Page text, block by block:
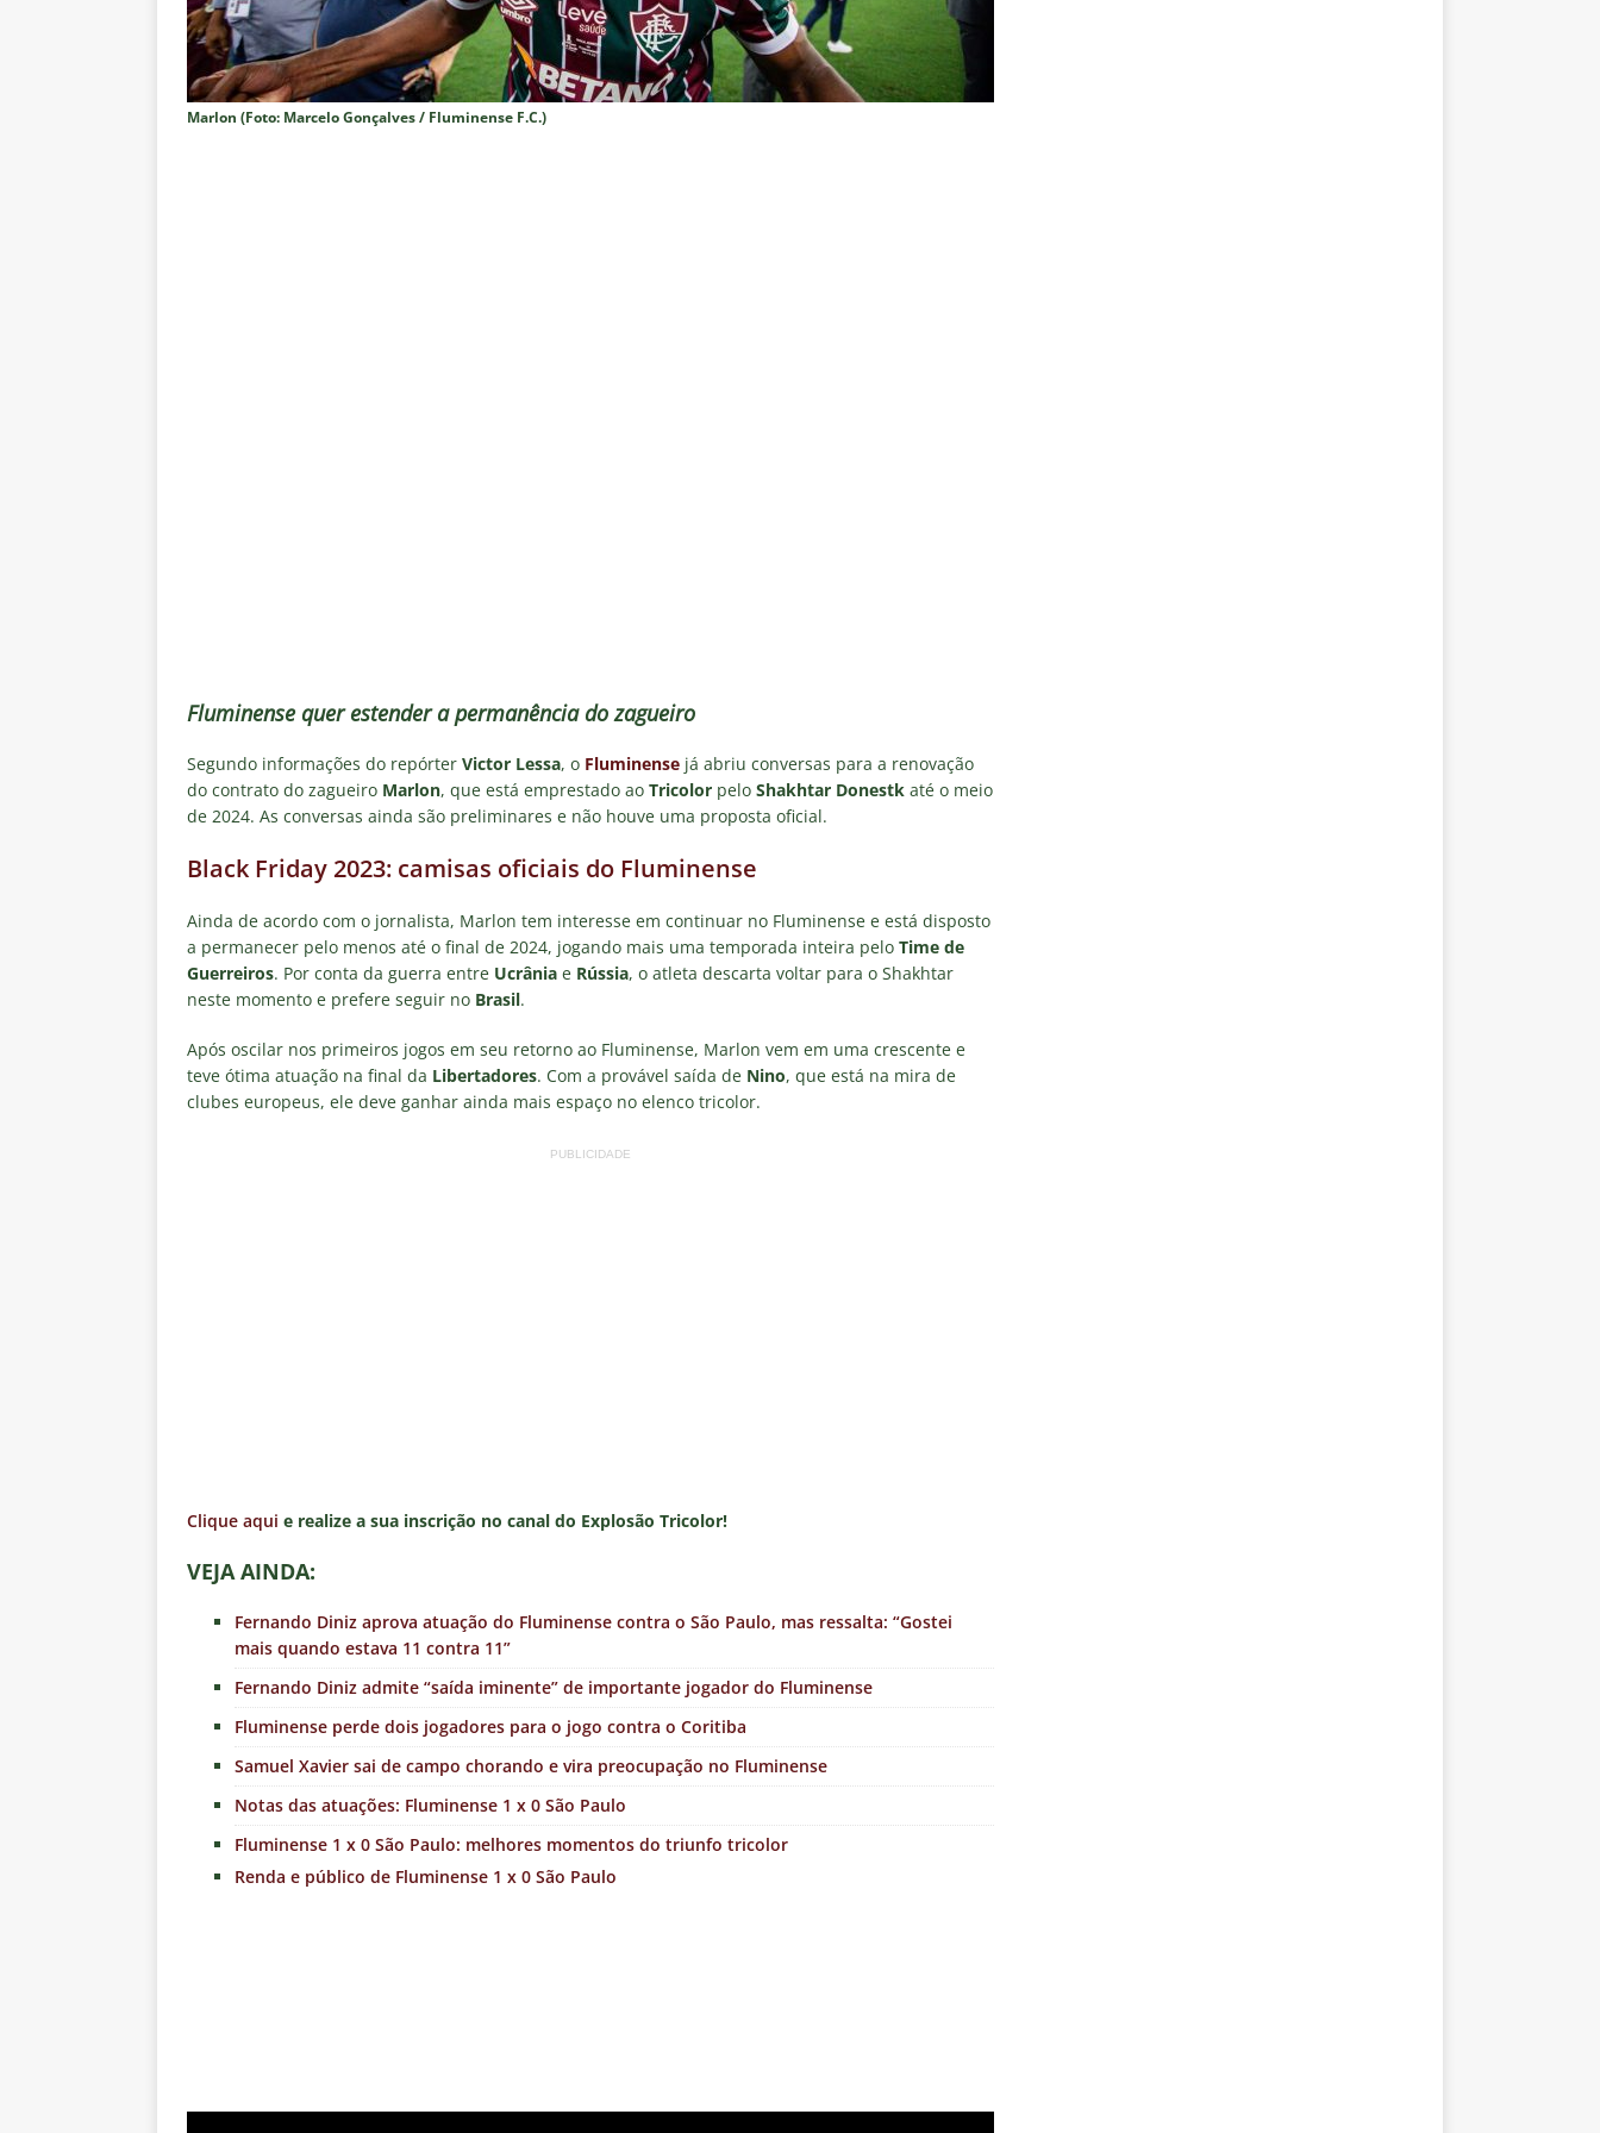
[ 8 de agosto de 2026 ] Fluminense divulga relacionados para o clássico contra o Botafogo; veja a
lista
NOTÍCIAS
[ 8 de agosto de 2026 ] Grêmio X São Paulo — 22ª rodada do Brasileirão 2026: Palpites, Odds e
Estatísticas
DICAS DE APOSTAS
NOTÍCIAS
[ 7 de agosto de 2026 ] ⚠️ EDITORIAL: John Kennedy fora da temporada é um duro golpe para o
Fluminense, por Vinicius Toledo
COLUNAS
Marlon (Foto: Marcelo Gonçalves / Fluminense F.C.)
Fluminense quer estender a permanência do zagueiro
Segundo informações do repórter Victor Lessa, o Fluminense já abriu conversas para a renovação
do contrato do zagueiro Marlon, que está emprestado ao Tricolor pelo Shakhtar Donestk até o meio
de 2024. As conversas ainda são preliminares e não houve uma proposta oficial.
Black Friday 2023: camisas oficiais do Fluminense
Ainda de acordo com o jornalista, Marlon tem interesse em continuar no Fluminense e está disposto
a permanecer pelo menos até o final de 2024, jogando mais uma temporada inteira pelo Time de
Guerreiros. Por conta da guerra entre Ucrânia e Rússia, o atleta descarta voltar para o Shakhtar
neste momento e prefere seguir no Brasil.
Após oscilar nos primeiros jogos em seu retorno ao Fluminense, Marlon vem em uma crescente e
teve ótima atuação na final da Libertadores. Com a provável saída de Nino, que está na mira de
clubes europeus, ele deve ganhar ainda mais espaço no elenco tricolor.
PUBLICIDADE
Clique aqui e realize a sua inscrição no canal do Explosão Tricolor!
VEJA AINDA:
Fernando Diniz aprova atuação do Fluminense contra o São Paulo, mas ressalta: “Gostei
mais quando estava 11 contra 11”
Fernando Diniz admite “saída iminente” de importante jogador do Fluminense
Fluminense perde dois jogadores para o jogo contra o Coritiba
Samuel Xavier sai de campo chorando e vira preocupação no Fluminense
Notas das atuações: Fluminense 1 x 0 São Paulo
Fluminense 1 x 0 São Paulo: melhores momentos do triunfo tricolor
Renda e público de Fluminense 1 x 0 São Paulo